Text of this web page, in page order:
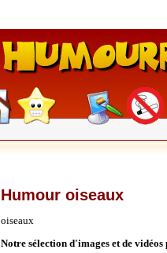
Humour oiseaux
oiseaux
Notre sélection d'images et de